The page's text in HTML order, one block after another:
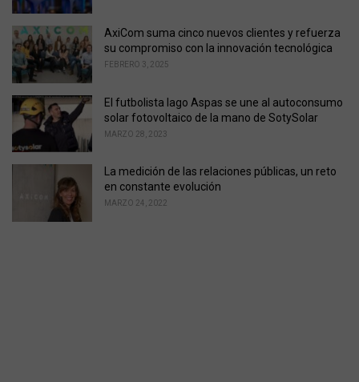
AxiCom suma cinco nuevos clientes y refuerza
su compromiso con la innovación tecnológica
FEBRERO 3, 2025
El futbolista Iago Aspas se une al autoconsumo
solar fotovoltaico de la mano de SotySolar
MARZO 28, 2023
La medición de las relaciones públicas, un reto
en constante evolución
MARZO 24, 2022